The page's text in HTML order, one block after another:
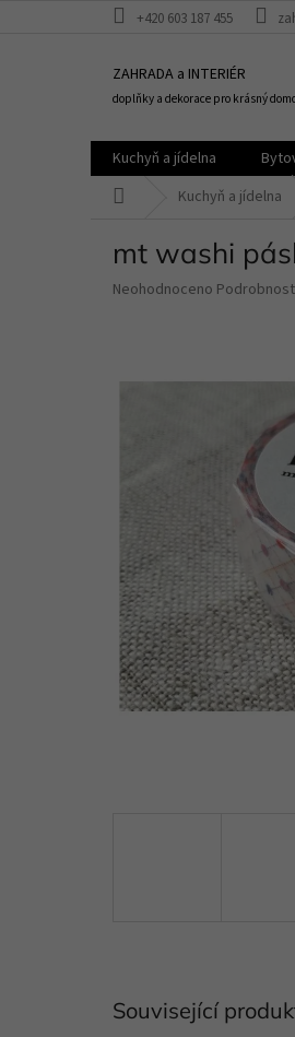
+420 603 187 455
ZAHRADA a INTERIÉR
doplňky a dekorace pro krásný
Kuchyň a jídelna
Kuchyň a jídelna
mt washi
Průměrné
Neohodnoceno
Související